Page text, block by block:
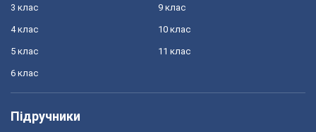
3 клас
4 клас
5 клас
6 клас
9 клас
10 клас
11 клас
Підручники